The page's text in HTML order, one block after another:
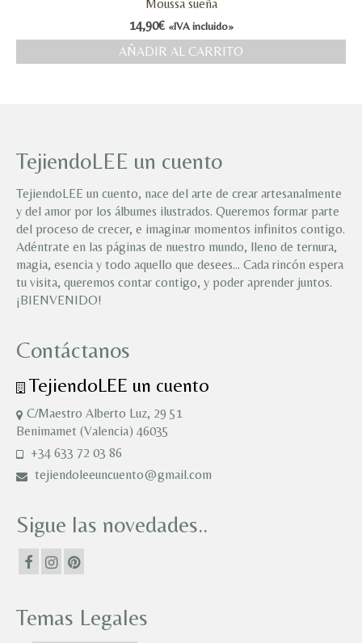
Moussa sueña
14,90€ «IVA incluido»
AÑADIR AL CARRITO
TejiendoLEE un cuento
TejiendoLEE un cuento, nace del arte de crear artesanalmente
y del amor por los álbumes ilustrados. Queremos formar parte
del proceso de crecer, e imaginar momentos infinitos contigo.
Adéntrate en las páginas de nuestro mundo, lleno de ternura,
magia, esencia y todo aquello que desees… Cada rincón espera
tu visita, queremos contar contigo, y poder aprender juntos.
¡BIENVENIDO!
Contáctanos
TejiendoLEE un cuento
C/Maestro Alberto Luz, 29 51
Benimamet (Valencia) 46035
+34 633 72 03 86
tejiendoleeuncuento@gmail.com
Sigue las novedades..
Temas Legales